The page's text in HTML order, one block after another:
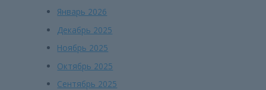
Январь 2026
Декабрь 2025
Ноябрь 2025
Октябрь 2025
Сентябрь 2025